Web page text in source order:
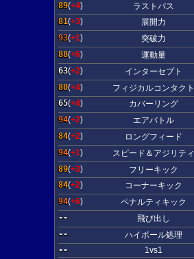
89(+4)
ラストパス
81(+3)
展開力
93(+1)
突破力
88(+6)
運動量
63(+2)
インターセプト
80(+4)
フィジカルコンタクト
65(+4)
カバーリング
94(+2)
エアバトル
84(+2)
ロングフィード
94(+1)
スピード＆アジリティ
89(+3)
フリーキック
84(+2)
コーナーキック
94(+6)
ペナルティキック
--
飛び出し
--
ハイボール処理
--
1vs1